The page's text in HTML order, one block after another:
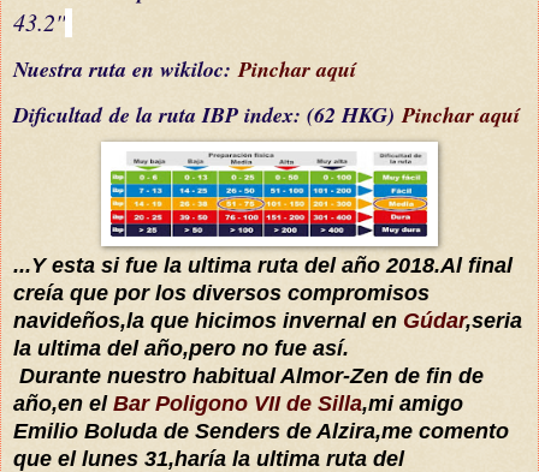
43.2''
Nuestra ruta en wikiloc:Pinchar aquí
Dificultadde la ruta IBP index: (62 HKG)Pinchar aquí
...Y esta si fue la ultima ruta del año 2018.Al final
creía que por los diversos compromisos
navideños,la que hicimos invernal en Gúdar,seria
la ultima del año,pero no fue así.
Durante nuestro habitual Almor-Zen de fin de
año,en el Bar Poligono VII de Silla,mi amigo
Emilio Boluda de Senders de Alzira,me comento
que el lunes 31,haría la ultima ruta del